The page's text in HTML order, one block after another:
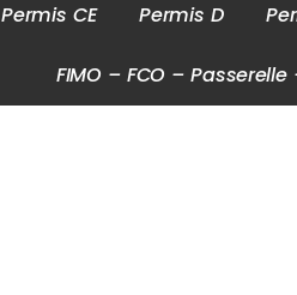
Permis CE Permis D Per
FIMO – FCO – Passerelle